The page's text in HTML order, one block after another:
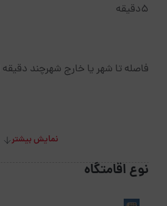
5دقیقه
فاصله تا شهر یا خارج شهرچند دقیقه
نمایش بیشتر
نوع اقامتگاه